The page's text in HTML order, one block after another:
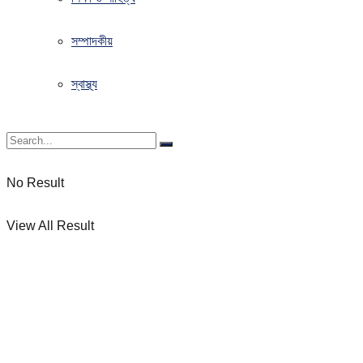
সম্পাদকীয়
স্বাস্থ্য
No Result
View All Result